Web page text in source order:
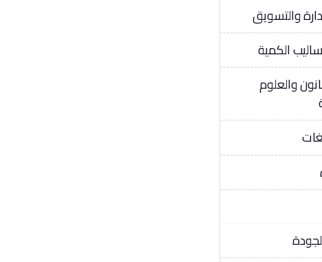
والتسويق
الكمية
والعلوم